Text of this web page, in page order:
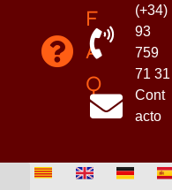
F
A
Q
(+34)
93
759
71 31
Cont
acto